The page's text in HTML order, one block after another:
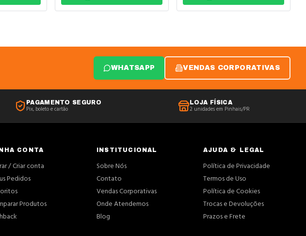
WHATSAPP VENDAS CORPORATIVAS
PAGAMENTO SEGURO
Pix, boleto e cartão
LOJA FÍSICA
2 unidades em Pinhais/PR
CONTA
/ Criar conta
Pedidos
Produtos
INSTITUCIONAL
Sobre Nós
Contato
Vendas Corporativas
Onde Atendemos
Blog
AJUDA & LEGAL
Política de Privacidade
Termos de Uso
Política de Cookies
Trocas e Devoluções
Prazos e Frete